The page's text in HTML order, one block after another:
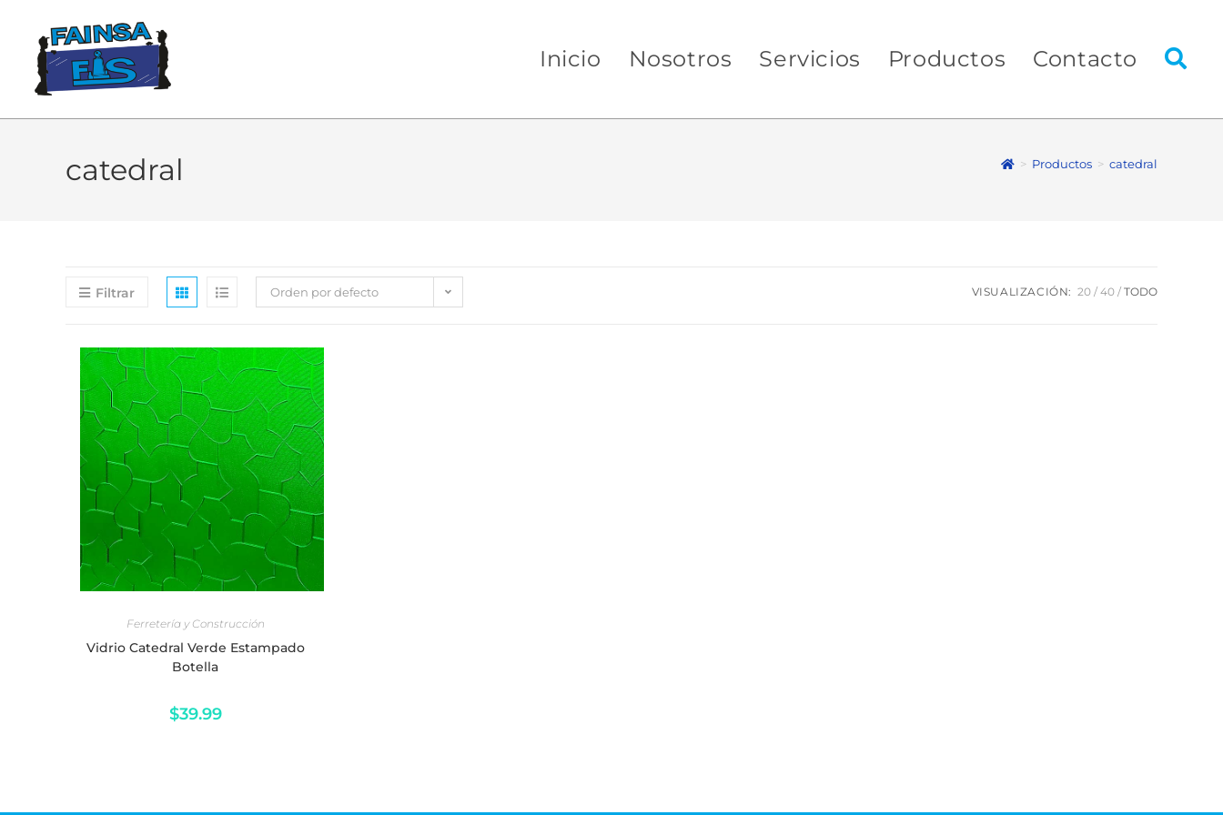
Inicio Nosotros Servicios Productos Contacto
catedral > Productos > catedral
Filtrar Orden por defecto VISUALIZACIÓN: 20 40 TODO
Ferretería y Construcción
Vidrio Catedral Verde Estampado
Botella
$39.99